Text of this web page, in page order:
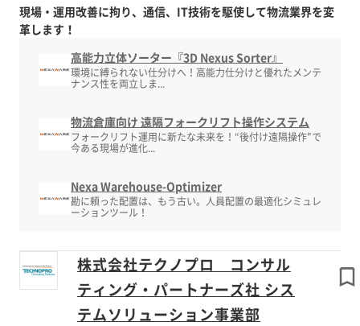
現場・運用改善に拘り、通信、IT技術を駆使して物流業界を変
革します！
高能力立体ソーター『3D Nexus Sorter』
環境に縛られない仕分けへ！高能力仕分けと優れたメンテ
ナンス性を両立しま...
物流倉庫向け 遠隔フォークリフト操作システム
フォークリフト運用に新たな未来を！“後付け遠隔操作"で
今ある現場が進化...
Nexa Warehouse-Optimizer
勘に頼った配置は、もう古い。人員配置の最適化シミュレ
ーションツール！
株式会社テクノプロ コンサル
ティング・パートナーズ社 シス
テムソリューション事業部